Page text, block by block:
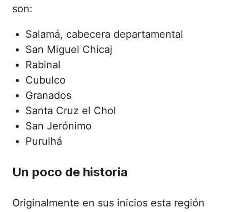
son:
Salamá, cabecera departamental
San Miguel Chicaj
Rabinal
Cubulco
Granados
Santa Cruz el Chol
San Jerónimo
Purulhá
Un poco de historia
Originalmente en sus inicios esta región